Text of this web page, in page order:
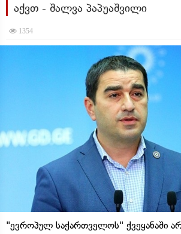
აქვთ - შალვა პაპუაშვილი
1354
"ევროპულ საქართველოს" ქვეყანაში